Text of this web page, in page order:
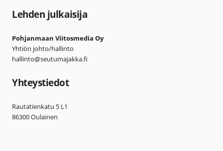
Lehden julkaisija
Pohjanmaan Viitosmedia Oy
Yhtiön johto/hallinto
hallinto@seutumajakka.fi
Yhteystiedot
Rautatienkatu 5 L1
86300 Oulainen